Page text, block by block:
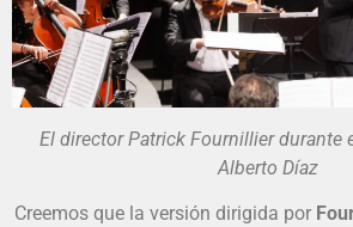
El director Patrick Fournillier
Alberto Díaz
Creemos que la versión dirigida por